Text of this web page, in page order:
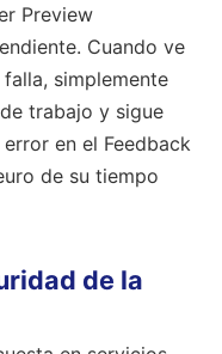
Preview
Cuando ve
simplemente
trabajo y sigue
en el Feedback
de su tiempo
de la